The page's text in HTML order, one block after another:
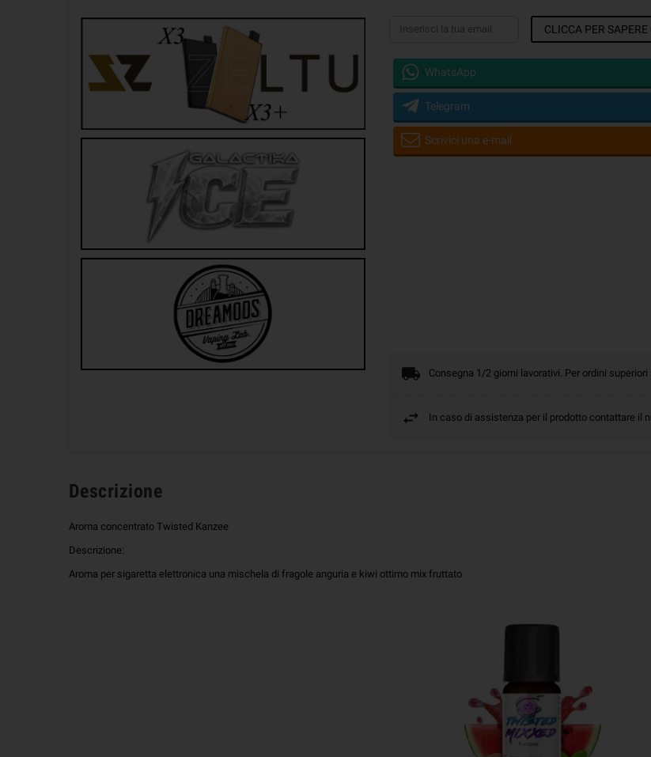
CLICCA PER
WhatsApp
Telegram
Scrivici una e-mail
Consegna 1/2 giorni lavorativi. Per ordini
In caso di assistenza per il prodotto contattare il
Descrizione
Aroma concentrato Twisted Kanzee
Descrizione:
Aroma per sigaretta elettronica una mischela di fragole anguria e kiwi ottimo mix fruttato